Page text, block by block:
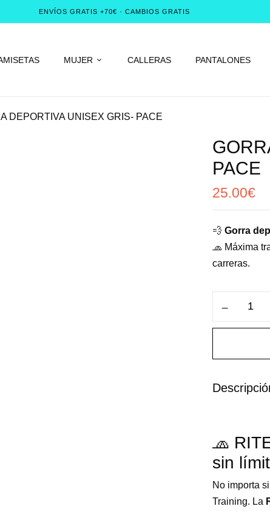
ENVÍOS GRATIS +70€ · CAMBIOS GRATIS
MUJER CALLERAS PANTALONES
DEPORTIVA UNISEX GRIS- PACE
PACE
25.00€
💨 Gorra
🧢 Máxima
carreras.
cantidad
🧢
sin
No importa
Training. La